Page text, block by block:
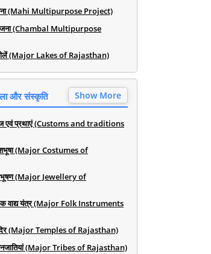
(Mahi Multipurpose Project)
(Chambal Multipurpose
(Major Lakes of Rajasthan)
और संस्कृति Show More
एवं प्रथाएं (Customs and traditions
(Major Costumes of
(Major Jewellery of
वाद्य यंत्र (Major Folk Instruments
(Major Temples of Rajasthan)
(Major Tribes of Rajasthan)